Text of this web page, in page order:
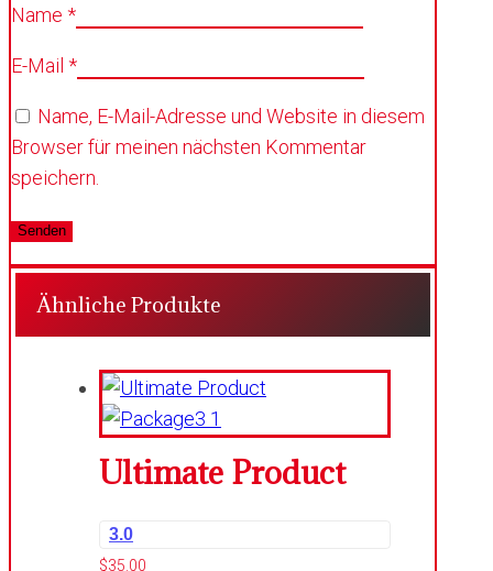
Name *
E-Mail *
Name, E-Mail-Adresse und Website in diesem
Browser für meinen nächsten Kommentar
speichern.
Ähnliche Produkte
Ultimate Product
3.0
$35.00